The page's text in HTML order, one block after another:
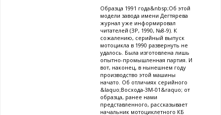
Образца 1991 года&nbsp;Об этой
модели завода имени Дегтярева
журнал уже информировал
читателей (ЗР, 1990, №8-9). К
сожалению, серийный выпуск
мотоцикла в 1990 развернуть не
удалось. Была изготовлена лишь
опытно-промышленная партия. И
вот, наконец, в нынешнем году
производство этой машины
начато. Об отличиях серийного
&laquo;Восхода-3М-01&raquo; от
образца, ранее нами
представленного, рассказывает
начальник мотоциклетного КБ